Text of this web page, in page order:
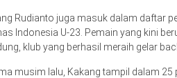
Rudianto juga masuk dalam daftar
Indonesia U-23. Pemain yang kini
klub yang berhasil meraih gelar
musim lalu, Kakang tampil dalam